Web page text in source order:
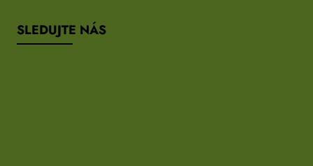
SLEDUJTE NÁS